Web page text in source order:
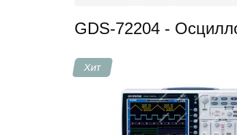
GDS-72204 -
Хит